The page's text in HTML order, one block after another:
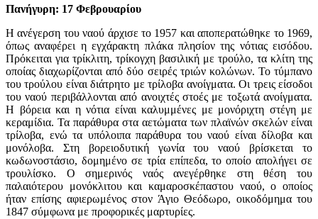
Πανήγυρη: 17 Φεβρουαρίου
Η ανέγερση του ναού άρχισε το 1957 και αποπερατώθηκε το 1969,
όπως αναφέρει η εγχάρακτη πλάκα πλησίον της νότιας εισόδου.
Πρόκειται για τρίκλιτη, τρίκογχη βασιλική με τρούλο, τα κλίτη της
οποίας διαχωρίζονται από δύο σειρές τριών κολώνων. Το τύμπανο
του τρούλου είναι διάτρητο με τρίλοβα ανοίγματα. Οι τρεις είσοδοι
του ναού περιβάλλονται από ανοιχτές στοές με τοξωτά ανοίγματα.
Η βόρεια και η νότια είναι καλυμμένες με μονόριχτη στέγη με
κεραμίδια. Τα παράθυρα στα αετώματα των πλαϊνών σκελών είναι
τρίλοβα, ενώ τα υπόλοιπα παράθυρα του ναού είναι δίλοβα και
μονόλοβα. Στη βορειοδυτική γωνία του ναού βρίσκεται το
κωδωνοστάσιο, δομημένο σε τρία επίπεδα, το οποίο απολήγει σε
τρουλίσκο. Ο σημερινός ναός ανεγέρθηκε στη θέση του
παλαιότερου μονόκλιτου και καμαροσκέπαστου ναού, ο οποίος
ήταν επίσης αφιερωμένος στον Άγιο Θεόδωρο, οικοδόμημα του
1847 σύμφωνα με προφορικές μαρτυρίες.